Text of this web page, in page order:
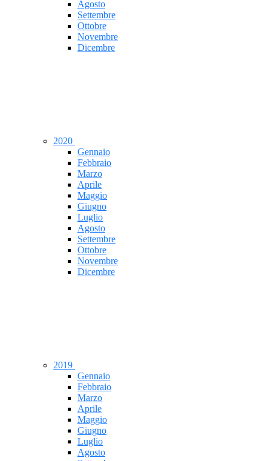
Agosto
Settembre
Ottobre
Novembre
Dicembre
2020
Gennaio
Febbraio
Marzo
Aprile
Maggio
Giugno
Luglio
Agosto
Settembre
Ottobre
Novembre
Dicembre
2019
Gennaio
Febbraio
Marzo
Aprile
Maggio
Giugno
Luglio
Agosto